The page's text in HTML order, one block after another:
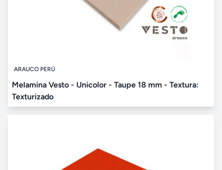
ARAUCO PERÚ
Melamina Vesto - Unicolor - Taupe 18 mm - Textura:
Texturizado